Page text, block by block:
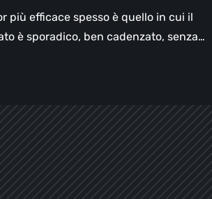
più efficace spesso è quello in cui il
è sporadico, ben cadenzato, senza…